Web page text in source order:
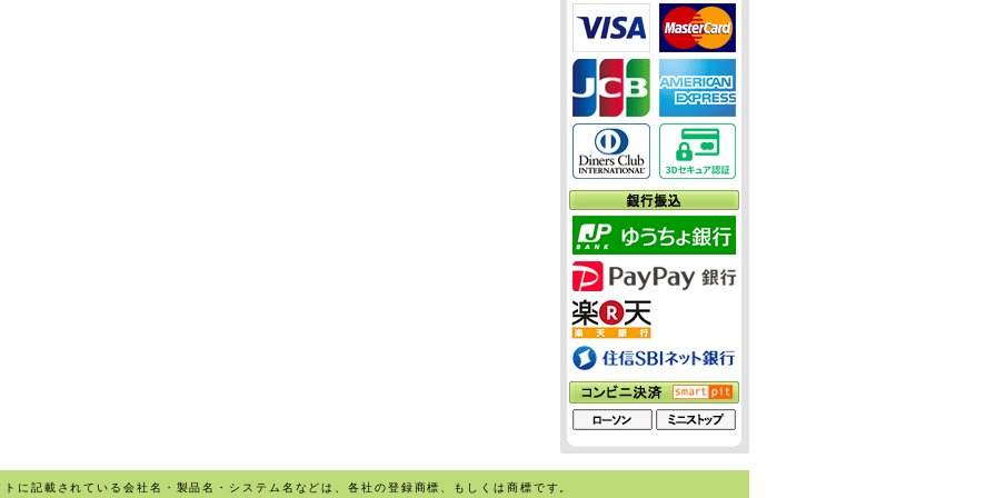
トに記載されている会社名・製品名・システム名などは、各社の登録商標、もしくは商標です。